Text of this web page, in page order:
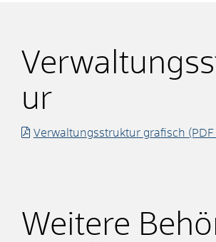
ur
Verwaltungsstruktur grafisch
Weitere